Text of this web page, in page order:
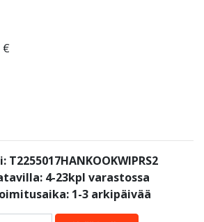
€
4-23kpl varastossa
1-3 arkipäivää